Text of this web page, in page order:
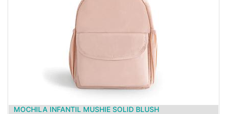
MOCHILA INFANTIL MUSHIE SOLID BLUSH